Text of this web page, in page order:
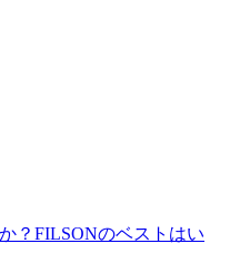
？FILSONのベストはい